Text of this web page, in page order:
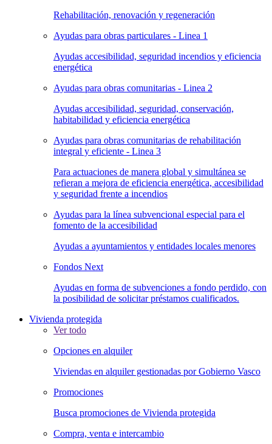
Rehabilitación, renovación y regeneración
Ayudas para obras particulares - Linea 1
Ayudas accesibilidad, seguridad incendios y eficiencia
energética
Ayudas para obras comunitarias - Linea 2
Ayudas accesibilidad, seguridad, conservación,
habitabilidad y eficiencia energética
Ayudas para obras comunitarias de rehabilitación
integral y eficiente - Linea 3
Para actuaciones de manera global y simultánea se
refieran a mejora de eficiencia energética, accesibilidad
y seguridad frente a incendios
Ayudas para la línea subvencional especial para el
fomento de la accesibilidad
Ayudas a ayuntamientos y entidades locales menores
Fondos Next
Ayudas en forma de subvenciones a fondo perdido, con
la posibilidad de solicitar préstamos cualificados.
Vivienda protegida
Ver todo
Opciones en alquiler
Viviendas en alquiler gestionadas por Gobierno Vasco
Promociones
Busca promociones de Vivienda protegida
Compra, venta e intercambio